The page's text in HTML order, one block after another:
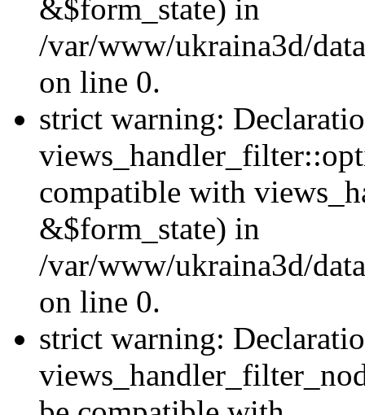
&$form_state) in
/var/www/ukraina3d/
on line 0.
strict warning:
compatible with
&$form_state) in
/var/www/ukraina3d/
on line 0.
strict warning: